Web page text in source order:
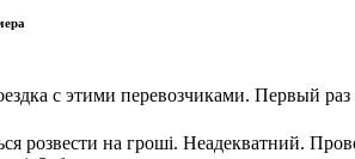
с этими перевозчиками. Первый
розвести на гроші. Неадекватний.